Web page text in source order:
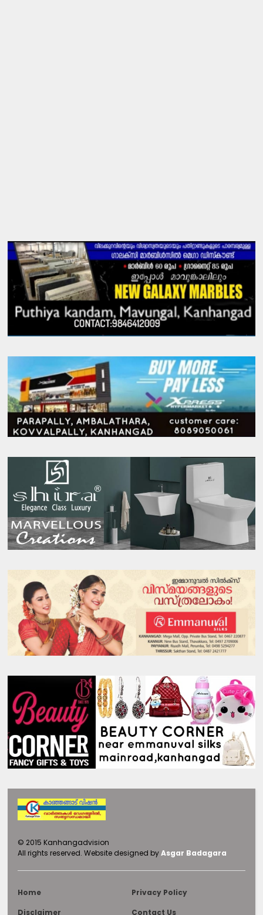
© 2015 Kanhangadvision
All rights reserved. Website designed byAsgar Badagara
Home
Privacy Policy
Disclaimer
Contact Us